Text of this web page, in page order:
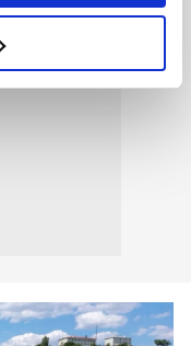
sunmak
adına
ve bu noktada,
noktasında tek gelir
ait çerezler
çeşitli kişisel